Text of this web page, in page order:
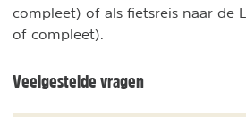
compleet) of als fietsreis naar de
of compleet).
Veelgestelde vragen